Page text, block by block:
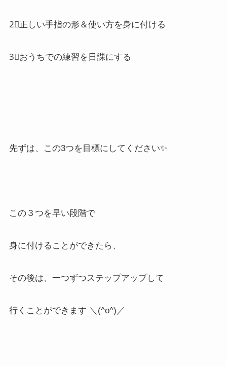
2⃣正しい手指の形＆使い方を身に付ける
3⃣おうちでの練習を日課にする
先ずは、この3つを目標にしてください✨
この３つを早い段階で
身に付けることができたら、
その後は、一つずつステップアップして
行くことができます ＼(^o^)／